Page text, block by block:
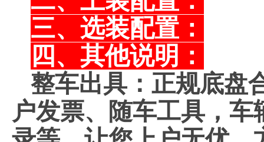
三、选装配置：
四、其他说明：
整车出具：正规底盘
户发票、随车工具，